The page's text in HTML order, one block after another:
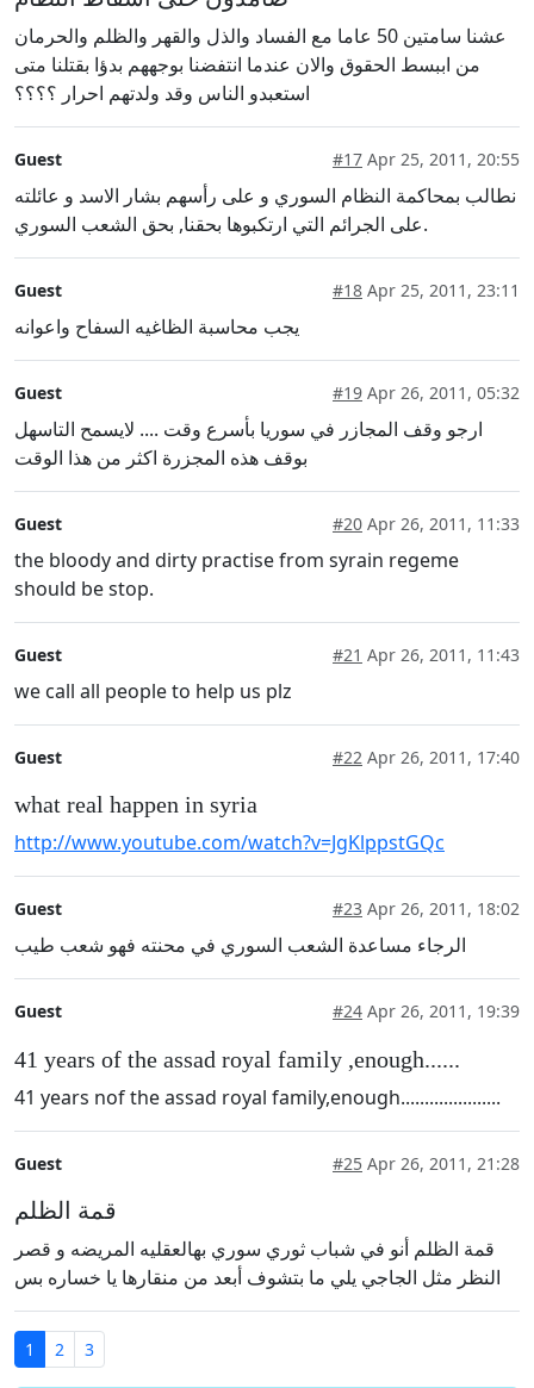
عشنا سامتين 50 عاما مع الفساد والذل والقهر والظلم والحرمان
من اببسط الحقوق والان عندما انتفضنا بوجههم بدؤا بقتلنا متى
استعبدو الناس وقد ولدتهم احرار ؟؟؟؟
Guest #17 Apr 25, 2011, 20:55
نطالب بمحاكمة النظام السوري و على رأسهم بشار الاسد و عائلته
على الجرائم التي ارتكبوها بحقنا, بحق الشعب السوري.
Guest #18 Apr 25, 2011, 23:11
يجب محاسبة الظاغيه السفاح واعوانه
Guest #19 Apr 26, 2011, 05:32
ارجو وقف المجازر في سوريا بأسرع وقت .... لايسمح التاسهل
بوقف هذه المجزرة اكثر من هذا الوقت
Guest #20 Apr 26, 2011, 11:33
the bloody and dirty practise from syrain regeme
should be stop.
Guest #21 Apr 26, 2011, 11:43
we call all people to help us plz
Guest #22 Apr 26, 2011, 17:40
what real happen in syria
http://www.youtube.com/watch?v=JgKlppstGQc
Guest #23 Apr 26, 2011, 18:02
الرجاء مساعدة الشعب السوري في محنته فهو شعب طيب
Guest #24 Apr 26, 2011, 19:39
41 years of the assad royal family ,enough......
41 years nof the assad royal family,enough.....................
Guest #25 Apr 26, 2011, 21:28
قمة الظلم
قمة الظلم أنو في شباب ثوري سوري بهالعقليه المريضه و قصر
النظر مثل الجاجي يلي ما بتشوف أبعد من منقارها يا خساره بس
1 2 3